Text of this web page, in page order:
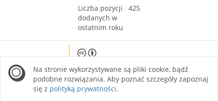
Liczba pozycji
dodanych w
ostatnim roku
425
site is licensed under a Creative Commons
Attribution 4.0 International license.
Na stronie wykorzystywane są pliki cookie, bądź
podobne rozwiązania. Aby poznać szczegóły zapoznaj
się z polityką prywatności.